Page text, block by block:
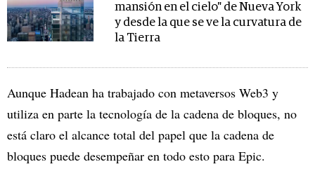
mansión en el cielo" de Nueva York
y desde la que se ve la curvatura de
la Tierra
Aunque Hadean ha trabajado con metaversos Web3 y
utiliza en parte la tecnología de la cadena de bloques, no
está claro el alcance total del papel que la cadena de
bloques puede desempeñar en todo esto para Epic.